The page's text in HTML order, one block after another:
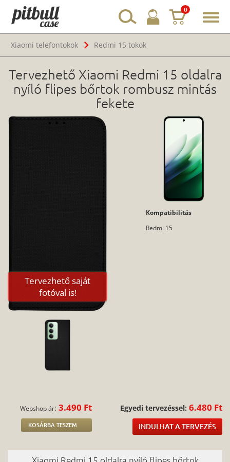
0
Xiaomi telefontokok
Redmi 15 tokok
Tervezhető Xiaomi Redmi 15 oldalra
nyíló flipes bőrtok rombusz mintás
fekete
Tervezhető saját
fotóval is!
Kompatibilitás
Redmi 15
Webshop ár:3.490 Ft
KOSÁRBA TESZEM
Egyedi tervezéssel: 6.480 Ft
INDULHAT A TERVEZÉS
Xiaomi Redmi 15 oldalra nyíló flipes bőrtok